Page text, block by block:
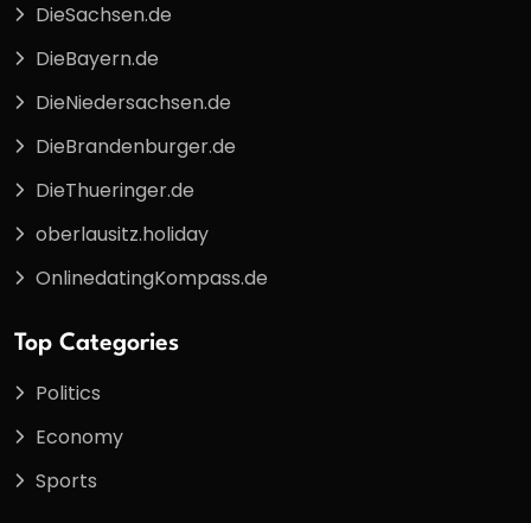
DieSachsen.de
DieBayern.de
DieNiedersachsen.de
DieBrandenburger.de
DieThueringer.de
oberlausitz.holiday
OnlinedatingKompass.de
Top Categories
Politics
Economy
Sports